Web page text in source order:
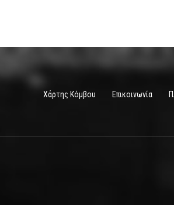
Χάρτης Κόμβου Επικοινωνία